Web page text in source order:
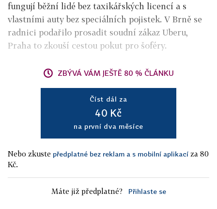
fungují běžní lidé bez taxikářských licencí a s
vlastními auty bez speciálních pojistek. V Brně se
radnici podařilo prosadit soudní zákaz Uberu,
Praha to zkouší cestou pokut pro šoféry.
ZBÝVÁ VÁM JEŠTĚ 80 % ČLÁNKU
Číst dál za
40 Kč
na první dva měsíce
Nebo zkuste předplatné bez reklam a s mobilní aplikací za 80
Kč.
Máte již předplatné? Přihlaste se